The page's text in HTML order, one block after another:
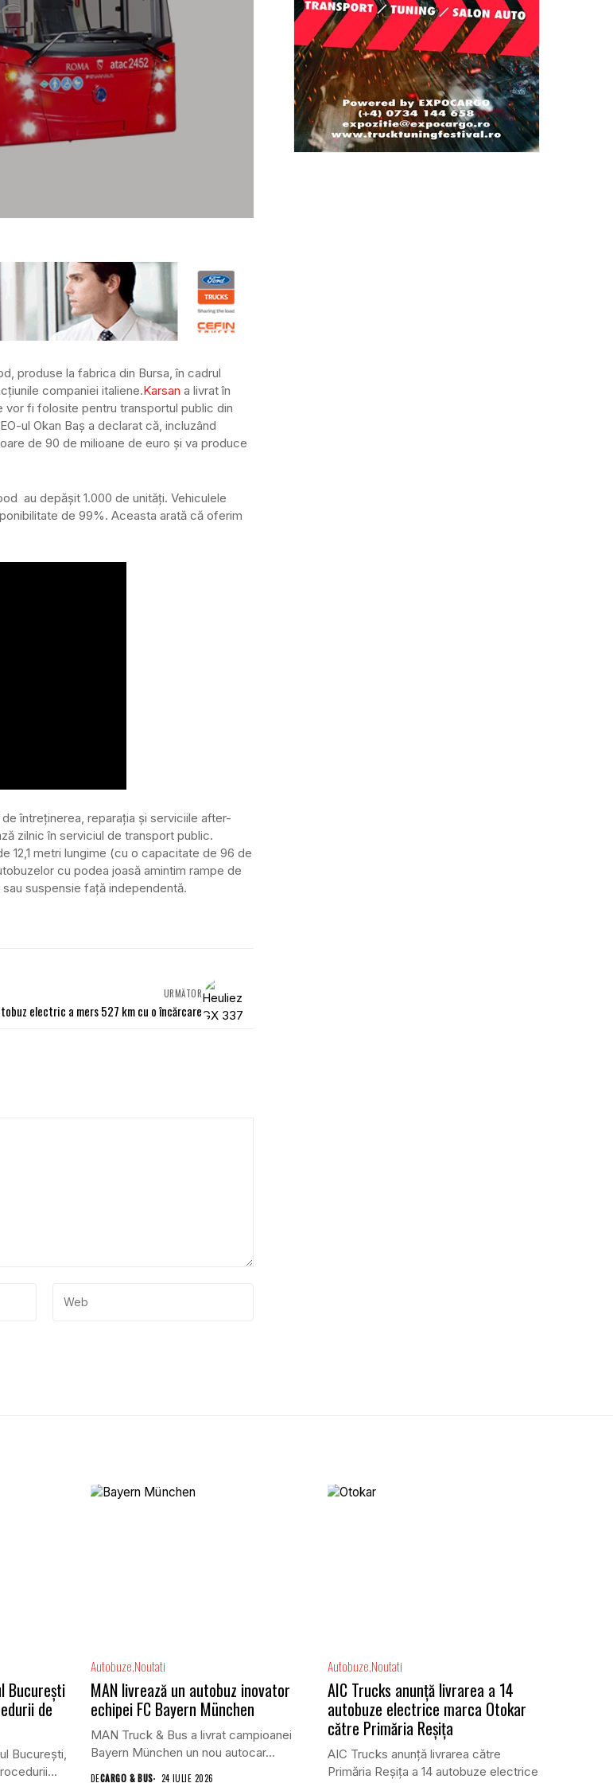
produse la fabrica din Bursa, în cadrul
companiei italiene.Karsan a livrat în
vor fi folosite pentru transportul public din
ul Okan Baş a declarat că, incluzând
de 90 de milioane de euro și va produce
au depășit 1.000 de unități. Vehiculele
de 99%. Aceasta arată că oferim
întreținerea, reparația și serviciile after-
zilnic în serviciul de transport public.
metri lungime (cu o capacitate de 96 de
cu podea joasă amintim rampe de
suspensie față independentă.
URMĂTOR
electric a mers 527 km cu o încărcare
București
de
Bucureşti,
Autobuze Noutati
MAN livrează un autobuz inovator
echipei FC Bayern München
MAN Truck & Bus a livrat campioanei
Bayern München un nou autocar...
DECARGO & BUS 24 IULIE 2026
Autobuze Noutati
AIC Trucks anunță livrarea a 14
autobuze electrice marca Otokar
către Primăria Reșița
AIC Trucks anunță livrarea către
Primăria Reșița a 14 autobuze electrice